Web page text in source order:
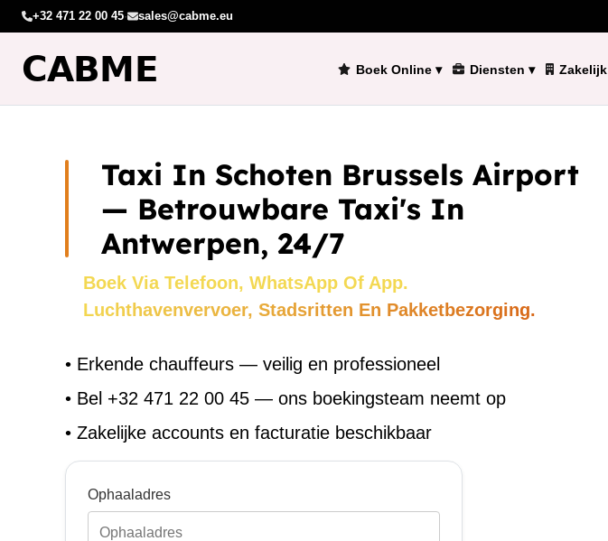
+32 471 22 00 45· sales@cabme.eu
Boek Online ▾ Diensten ▾ Zakelijk
Taxi In Schoten Brussels Airport
— Betrouwbare Taxi's In
Antwerpen, 24/7
Boek Via Telefoon, WhatsApp Of App.
Luchthavenvervoer, Stadsritten En Pakketbezorging.
• Erkende chauffeurs — veilig en professioneel
• Bel +32 471 22 00 45 — ons boekingsteam neemt op
• Zakelijke accounts en facturatie beschikbaar
Ophaaladres